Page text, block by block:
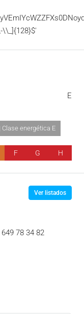
\\_]{128}$'
E
| Clase energética E
F G H
Ver listados
78 34 82